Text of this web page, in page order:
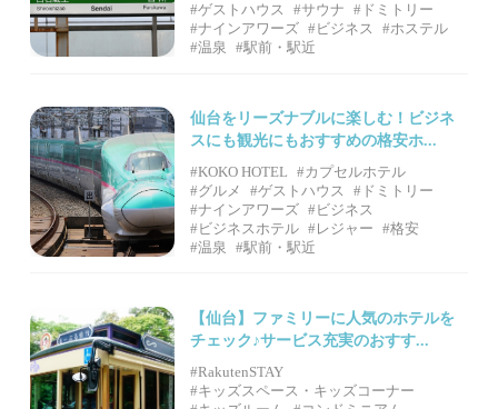
#ゲストハウス
#サウナ
#ドミトリー
#ナインアワーズ
#ビジネス
#ホステル
#温泉
#駅前・駅近
仙台をリーズナブルに楽しむ！ビジネ
スにも観光にもおすすめの格安ホ...
#KOKO HOTEL
#カプセルホテル
#グルメ
#ゲストハウス
#ドミトリー
#ナインアワーズ
#ビジネス
#ビジネスホテル #レジャー
#格安
#温泉
#駅前・駅近
【仙台】ファミリーに人気のホテルを
チェック♪サービス充実のおすす...
#RakutenSTAY
#キッズスペース・キッズコーナー